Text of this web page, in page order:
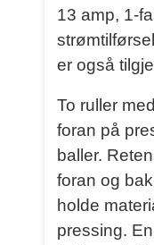
13 amp, 1-
er også
To ruller
foran på
baller.
foran og
holde
pressing.